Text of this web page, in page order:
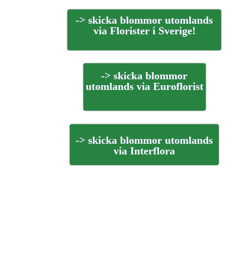
-> skicka blommor utomlands
via Florister i Sverige!
-> skicka blommor
utomlands via Euroflorist
-> skicka blommor utomlands
via Interflora